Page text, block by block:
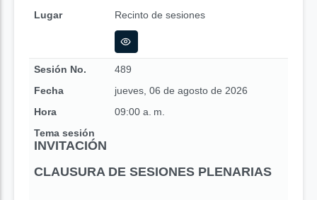
Lugar
Recinto de sesiones
Sesión No.
489
Fecha
jueves, 06 de agosto de 2026
Hora
09:00 a. m.
Tema sesión
INVITACIÓN
CLAUSURA DE SESIONES PLENARIAS